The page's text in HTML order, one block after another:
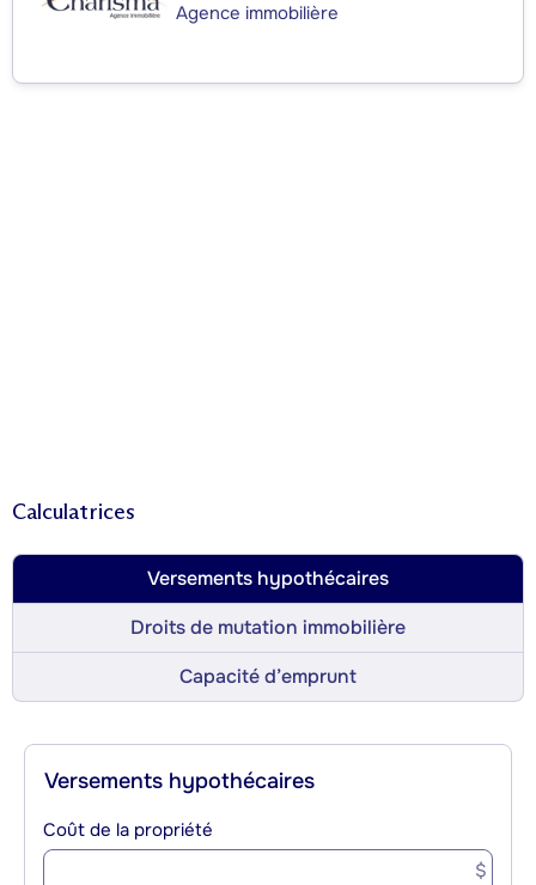
Agence immobilière
Calculatrices
Versements hypothécaires
Droits de mutation immobilière
Capacité d’emprunt
Versements hypothécaires
Coût de la propriété
$